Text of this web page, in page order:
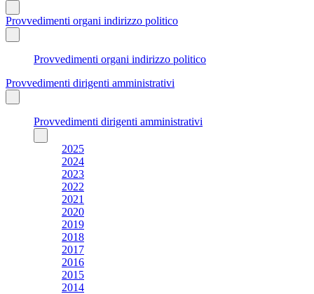
Provvedimenti organi indirizzo politico
Provvedimenti organi indirizzo politico
Provvedimenti dirigenti amministrativi
Provvedimenti dirigenti amministrativi
2025
2024
2023
2022
2021
2020
2019
2018
2017
2016
2015
2014